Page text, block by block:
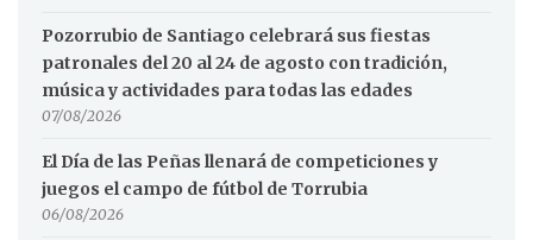
Pozorrubio de Santiago celebrará sus fiestas
patronales del 20 al 24 de agosto con tradición,
música y actividades para todas las edades
07/08/2026
El Día de las Peñas llenará de competiciones y
juegos el campo de fútbol de Torrubia
06/08/2026